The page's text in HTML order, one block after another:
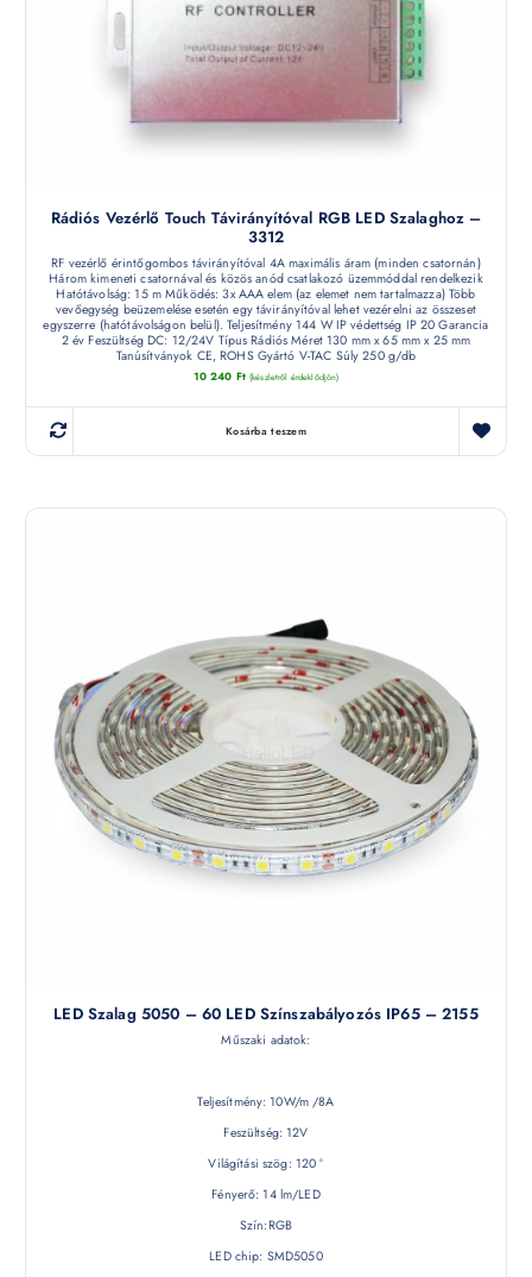
Rádiós Vezérlő Touch Távirányítóval RGB LED Szalaghoz –
3312
RF vezérlő érintőgombos távirányítóval 4A maximális áram (minden csatornán)
Három kimeneti csatornával és közös anód csatlakozó üzemmóddal rendelkezik
Hatótávolság: 15 m Működés: 3x AAA elem (az elemet nem tartalmazza) Több
vevőegység beüzemelése esetén egy távirányítóval lehet vezérelni az összeset
egyszerre (hatótávolságon belül). Teljesítmény 144 W IP védettség IP 20 Garancia
2 év Feszültség DC: 12/24V Típus Rádiós Méret 130 mm x 65 mm x 25 mm
Tanúsítványok CE, ROHS Gyártó V-TAC Súly 250 g/db
10 240 Ft (készletről érdeklődjön)
Kosárba teszem
LED Szalag 5050 – 60 LED Színszabályozós IP65 – 2155
Műszaki adatok:
Teljesítmény: 10W/m /8A
Feszültség: 12V
Világítási szög: 120 °
Fényerő: 14 lm/LED
Szín:RGB
LED chip: SMD5050